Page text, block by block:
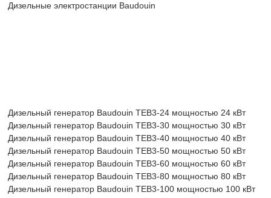
Дизельные электростанции Baudouin
Дизельный генератор Baudouin TEB3-24 мощностью 24 кВт
Дизельный генератор Baudouin TEB3-30 мощностью 30 кВт
Дизельный генератор Baudouin TEB3-40 мощностью 40 кВт
Дизельный генератор Baudouin TEB3-50 мощностью 50 кВт
Дизельный генератор Baudouin TEB3-60 мощностью 60 кВт
Дизельный генератор Baudouin TEB3-80 мощностью 80 кВт
Дизельный генератор Baudouin TEB3-100 мощностью 100 кВт